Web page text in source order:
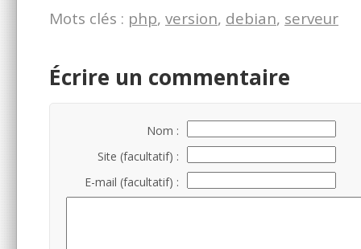
Mots clés : php, version, debian, serveur
Écrire un commentaire
Nom :
Site (facultatif) :
E-mail (facultatif) :